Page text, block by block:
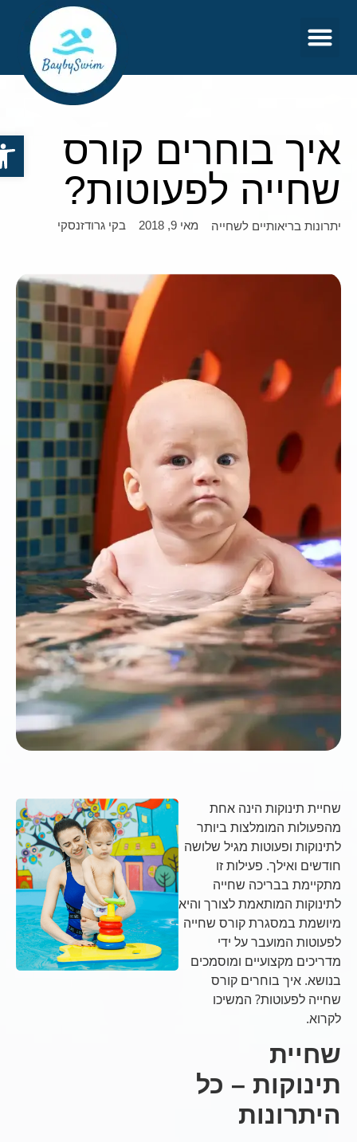
איך בוחרים קורס
שחייה לפעוטות?
יתרונות בריאותיים לשחייה מאי 9, 2018 בקי גרודזנסקי
שחיית תינוקות הינה אחת
מהפעולות המומלצות ביותר
לתינוקות ופעוטות מגיל שלושה
חודשים ואילך. פעילות זו
מתקיימת בבריכה שחייה
לתינוקות המותאמת לצורך והיא
מיושמת במסגרת קורס שחייה
לפעוטות המועבר על ידי
מדריכים מקצועיים ומוסמכים
בנושא. איך בוחרים קורס
שחייה לפעוטות? המשיכו
לקרוא.
שחיית
תינוקות – כל
היתרונות
פתח